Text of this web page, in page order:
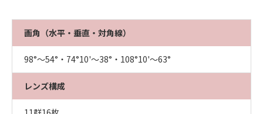
画角（水平・垂直・対角線）
98°〜54°・74°10'〜38°・108°10'〜63°
レンズ構成